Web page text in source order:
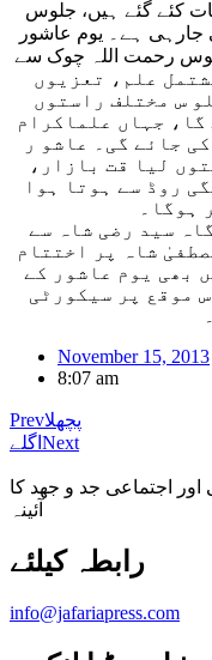
کئے گئے ہیں، جلوس
جارہی ہے۔ یوم عاشور
جلوس رحمت اللہ چوک سے
کا 23دستوں پر مشتمل علم، تعزیوں
س مختلف راستوں
جہاں علماکرام
جائے گی۔ عاشو ر
لیا قت بازار،
روڈ سے ہوتا ہوا
ہوگا۔
سید رضی شاہ سے
شاہ پر اختتام
بھی یوم عاشور کے
موقع پر سیکورٹی
November 15, 2013
8:07 am
Prevپچھلا
اگلے Next
اجتماعی جد و جهد کا
آئینہ
info@jafariapress.com​